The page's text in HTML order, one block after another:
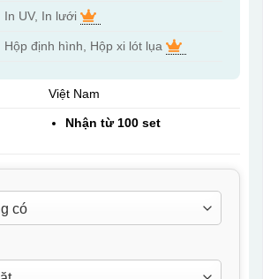
In UV, In lưới
Hộp định hình, Hộp xi lót lụa
Việt Nam
Nhận từ 100 set